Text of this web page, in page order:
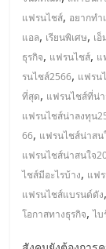
แฟ
รน
ไชส์,
ที่
ปรึก
แฟรนไชส์, อยากท
แอล, เรียนพิเศษ, เ
ธุรกิจ, แฟรนไชส์, แ
รนไชส์2566, แฟรน
ที่สุด, แฟรนไชส์ที่น่
แฟรนไชส์น่าลงทุน
66, แฟรนไชส์น่าสน
แฟรนไชส์น่าสนใจ
ไชส์มีอะไรบ้าง, แฟ
แฟรนไชส์แบรนด์ดัง,
โอกาสทางธุรกิจ,ไ